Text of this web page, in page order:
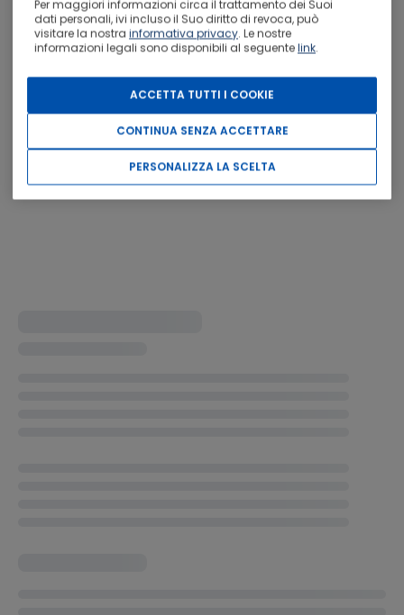
Per maggiori informazioni circa il trattamento dei Suoi
dati personali, ivi incluso il Suo diritto di revoca, può
visitare la nostra informativa privacy. Le nostre
informazioni legali sono disponibili al seguentelink.
ACCETTA TUTTI I COOKIE
CONTINUA SENZA ACCETTARE
PERSONALIZZA LA SCELTA